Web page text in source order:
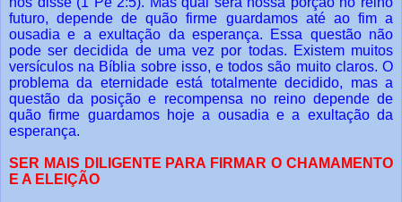
futuro, depende de quão firme guardamos até ao fim a
ousadia e a exultação da esperança. Essa questão não
pode ser decidida de uma vez por todas. Existem muitos
versículos na Bíblia sobre isso, e todos são muito claros. O
problema da eternidade está totalmente decidido, mas a
questão da posição e recompensa no reino depende de
quão firme guardamos hoje a ousadia e a exultação da
esperança.
SER MAIS DILIGENTE PARA FIRMAR O CHAMAMENTO
E A ELEIÇÃO